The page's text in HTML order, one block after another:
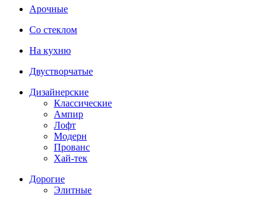
Арочные
Со стеклом
На кухню
Двустворчатые
Дизайнерские
Классические
Ампир
Лофт
Модерн
Прованс
Хай-тек
Дорогие
Элитные